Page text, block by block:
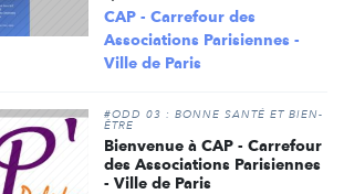
CAP - Carrefour des
Associations Parisiennes -
Ville de Paris
#ODD 03 : BONNE SANTÉ ET BIEN-
ÊTRE
Bienvenue à CAP - Carrefour
des Associations Parisiennes
- Ville de Paris